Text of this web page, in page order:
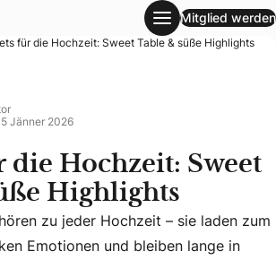
Sweet Table & süße Highlights
Mitglied werden
für die Hochzeit: Sweet Table & süße Highlights
Jänner 2026
die Hochzeit: Sweet
Highlights
zu jeder Hochzeit – sie laden zum
Emotionen und bleiben lange in